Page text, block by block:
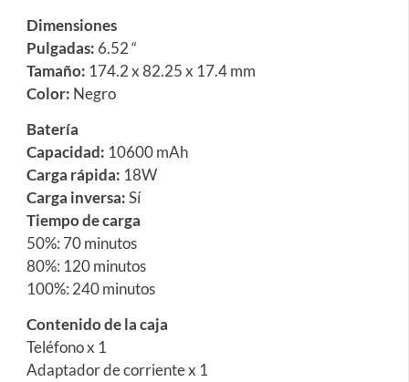
Dimensiones
Pulgadas: 6.52 “
Tamaño: 174.2 x 82.25 x 17.4 mm
Color: Negro
Batería
Capacidad: 10600 mAh
Carga rápida: 18W
Carga inversa:Sí
Tiempo de carga
50%: 70 minutos
80%: 120 minutos
100%: 240 minutos
Contenido de la caja
Teléfono x 1
Adaptador de corriente x 1